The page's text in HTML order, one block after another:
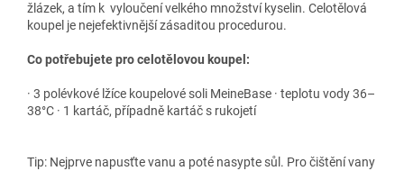
žlázek, a tím k vyloučení velkého množství kyselin. Celotělová
koupel je nejefektivnější zásaditou procedurou.
Co potřebujete pro celotělovou koupel:
· 3 polévkové lžíce koupelové soli MeineBase · teplotu vody 36–
38°C · 1 kartáč, případně kartáč s rukojetí
Tip: Nejprve napusťte vanu a poté nasypte sůl. Pro čištění vany